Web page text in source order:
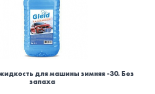
для машины зимняя -30. Без
запаха